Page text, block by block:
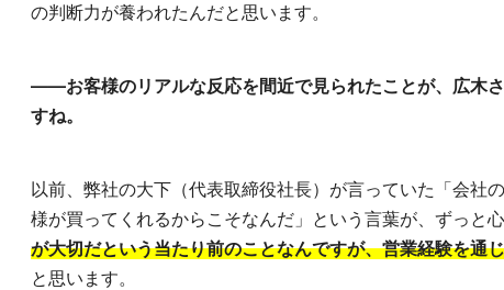
の判断力が養われたんだと思います。
――お客様のリアルな反応を間近で見られたことが、広木
すね。
以前、弊社の大下（代表取締役社長）が言っていた「会社
様が買ってくれるからこそなんだ」という言葉が、ずっと心
が大切だという当たり前のことなんですが、営業経験を通
と思います。